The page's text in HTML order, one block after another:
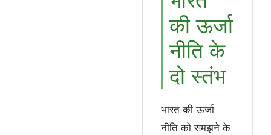
की ऊर्जा
नीति के
दो स्तंभ
भारत की ऊर्जा
नीति को समझने के